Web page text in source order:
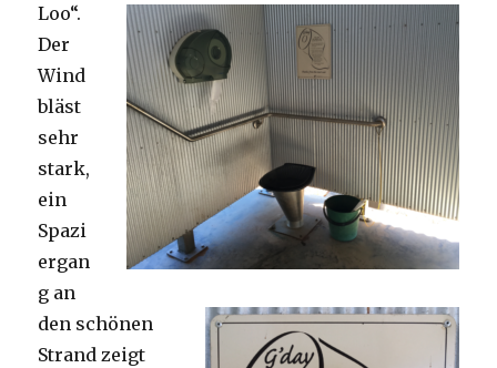
Loo“.
Der
Wind
bläst
sehr
stark,
ein
Spazi
ergan
g an
den schönen
Strand zeigt